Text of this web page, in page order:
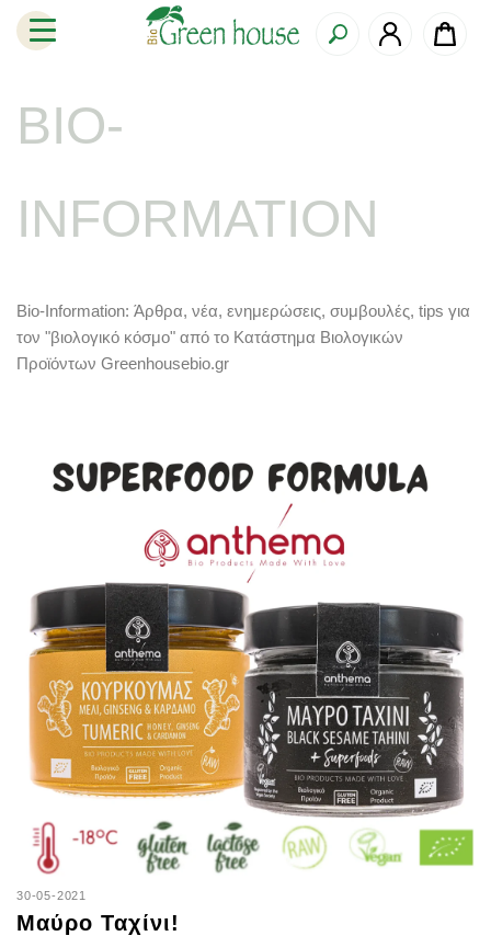
BIO-
INFORMATION
Bio-Information: Άρθρα, νέα, ενημερώσεις, συμβουλές, tips για
τον "βιολογικό κόσμο" από το Κατάστημα Βιολογικών
Προϊόντων Greenhousebio.gr
30-05-2021
Μαύρο Ταχίνι!